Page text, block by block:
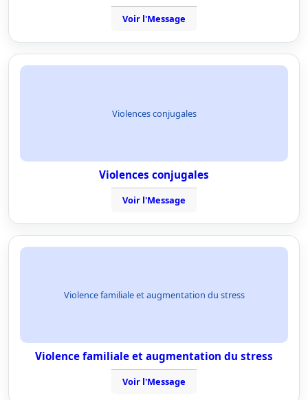
Voir l'Message
Violences conjugales
Violences conjugales
Voir l'Message
Violence familiale et augmentation du stress
Violence familiale et augmentation du stress
Voir l'Message